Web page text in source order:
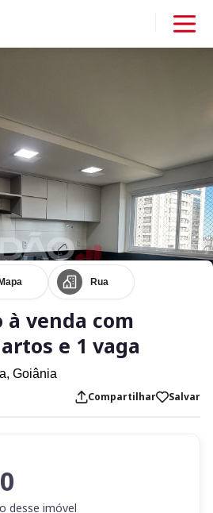
Mapa Rua
venda com
e 1 vaga
Goiânia
Compartilhar Salvar
desse imóvel